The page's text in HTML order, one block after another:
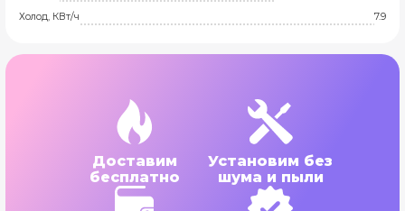
Холод, КВт/ч
7.9
Доставим
бесплатно
Установим без
шума и пыли